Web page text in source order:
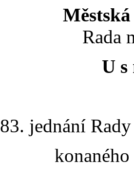
Rada
U s
83. jednání